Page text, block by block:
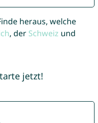
heraus, welche
, der Schweiz und
jetzt!